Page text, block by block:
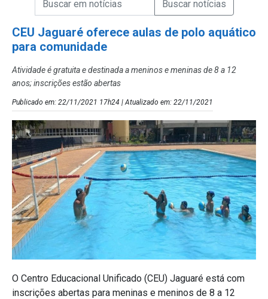
CEU Jaguaré oferece aulas de polo aquático
para comunidade
Atividade é gratuita e destinada a meninos e meninas de 8 a 12
anos; inscrições estão abertas
Publicado em: 22/11/2021 17h24 | Atualizado em: 22/11/2021
O Centro Educacional Unificado (CEU) Jaguaré está com
inscrições abertas para meninas e meninos de 8 a 12